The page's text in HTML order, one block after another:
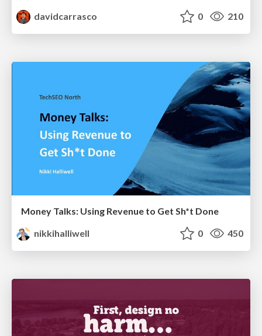
davidcarrasco
0 210
Money Talks: Using Revenue to Get Sh*t Done
nikkihalliwell
0 450